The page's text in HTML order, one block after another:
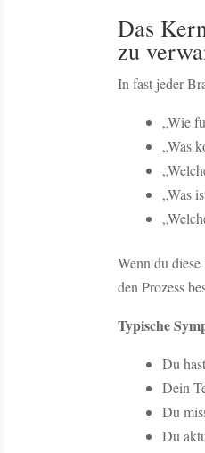
Das
zu
In fast jeder
„Wie
„Was
„Was
Wenn du diese
den Prozess
Typische
Du
Dein
Du
Du